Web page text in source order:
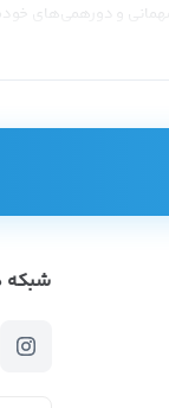
و دورهمی‌های
شبکه